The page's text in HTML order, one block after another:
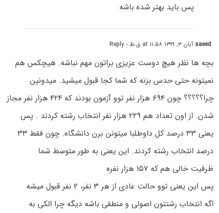
پس باید بهتر شده باشه
saeed آبان ۳, ۱۳۹۹ at ۱۱:۵۸ ق٫ظ - Reply
بچه ها نظر هیچ دوست عزیزی براتون مهم نباشه. هیچکس هم
نمیتونه حتی حدس بزنه که شما کجا قبول میشید. میدونین
چرا؟؟؟؟؟ چون ۶۹۴ هزار نفر توو آزمون بودند که ۴۲۴ هزار نفر مجاز
شدن. از اون تعداد هم ۲۲۹ هزار نفر انتخاب رشته کردند . پس
یعنی ۳۳ درصد کل داوطلبا میتونن برن دانشگاه. چون فقط ۳۳
درصد انتخاب رشته کردند. این یعنی به طور متوسط شما
ظرفیت خالی هم که ۱۵۷ هزار نفره
پس این یعنی توو حالت عادی از هر ۳ نفر، ۲ نفر قبول میشه
اگه انتخاب رشتتون اصولی و منطقی باشه دیگه چرا الکی به